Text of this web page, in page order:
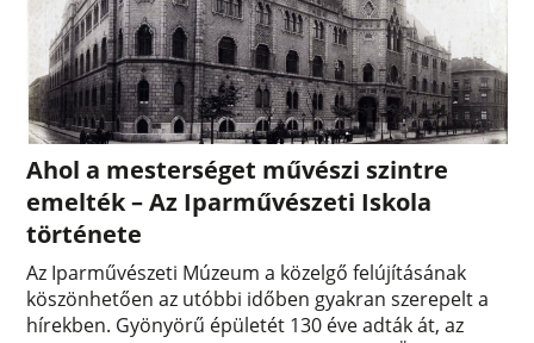
Ahol a mesterséget művészi szintre
emelték – Az Iparművészeti Iskola
története
Az Iparművészeti Múzeum a közelgő felújításának
köszönhetően az utóbbi időben gyakran szerepelt a
hírekben. Gyönyörű épületét 130 éve adták át, az